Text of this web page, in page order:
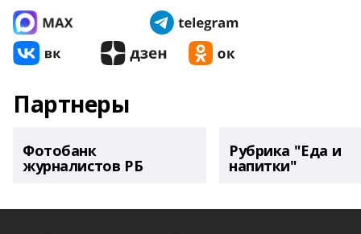
Партнеры
Фотобанк
журналистов РБ
Рубрика "Еда и
напитки"